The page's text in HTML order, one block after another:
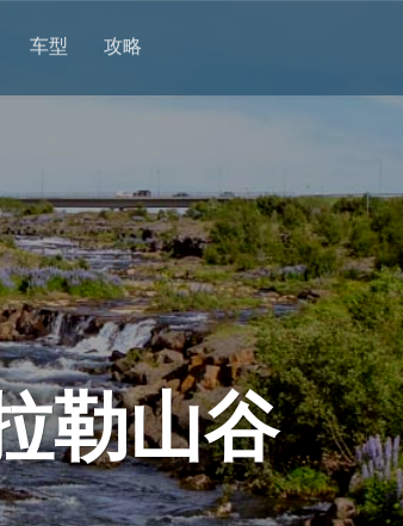
车型 攻略
勒山谷